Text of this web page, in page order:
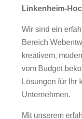
Linkenheim-
Wir sind ein
Bereich
kreativem,
vom Budget
Lösungen für Ihr
Unternehmen.
Mit unserem